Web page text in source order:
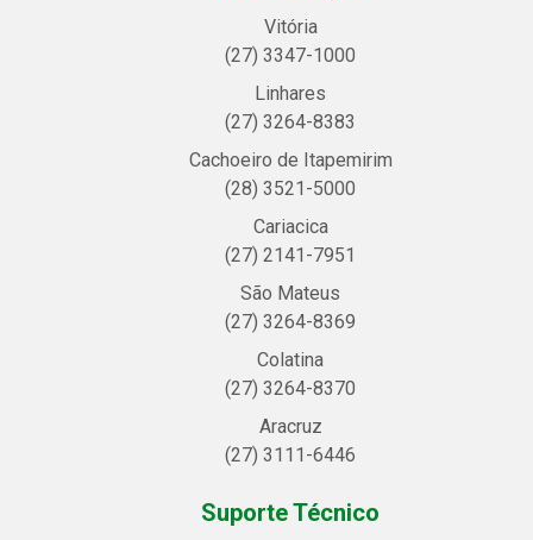
Vitória
(27) 3347-1000
Linhares
(27) 3264-8383
Cachoeiro de Itapemirim
(28) 3521-5000
Cariacica
(27) 2141-7951
São Mateus
(27) 3264-8369
Colatina
(27) 3264-8370
Aracruz
(27) 3111-6446
Suporte Técnico